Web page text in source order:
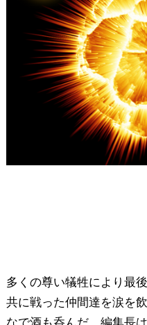
多くの尊い犠牲により最
共に戦った仲間達を涙を